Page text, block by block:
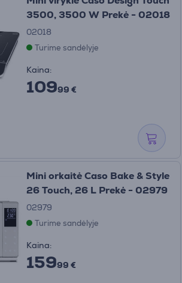
3500, 3500 W Prekė - 02018
02018
Turime sandėlyje
Kaina:
10999 €
Mini orkaitė Caso Bake & Style
26 Touch, 26 L Prekė - 02979
02979
Turime sandėlyje
Kaina:
15999 €